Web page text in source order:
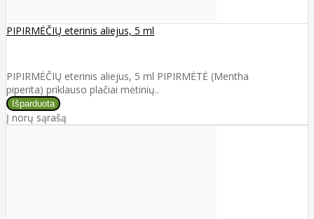
PIPIRMĖČIŲ eterinis aliejus, 5 ml
PIPIRMĖČIŲ eterinis aliejus, 5 ml PIPIRMĖTĖ (Mentha
piperita) priklauso plačiai mėtinių..
Į norų sąrašą